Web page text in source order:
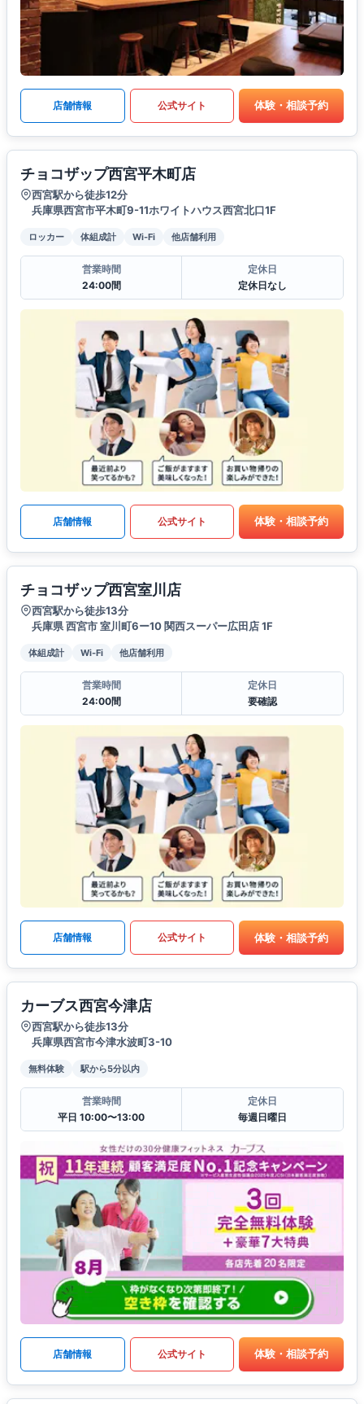
店舗情報 公式サイト 体験・相談予約
チョコザップ西宮平木町店
西宮駅から徒歩12分
兵庫県西宮市平木町9-11ホワイトハウス西宮北口1F
ロッカー 体組成計 Wi-Fi 他店舗利用
営業時間
24:00間
定休日
定休日なし
店舗情報 公式サイト 体験・相談予約
チョコザップ西宮室川店
西宮駅から徒歩13分
兵庫県 西宮市 室川町6ー10 関西スーパー広田店 1F
体組成計 Wi-Fi 他店舗利用
営業時間
24:00間
定休日
要確認
店舗情報 公式サイト 体験・相談予約
カーブス西宮今津店
西宮駅から徒歩13分
兵庫県西宮市今津水波町3-10
無料体験 駅から5分以内
営業時間
平日 10:00〜13:00
定休日
毎週日曜日
店舗情報 公式サイト 体験・相談予約